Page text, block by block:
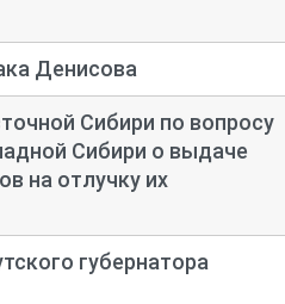
Денисова
Сибири по вопросу
Сибири о выдаче
на отлучку их
губернатора